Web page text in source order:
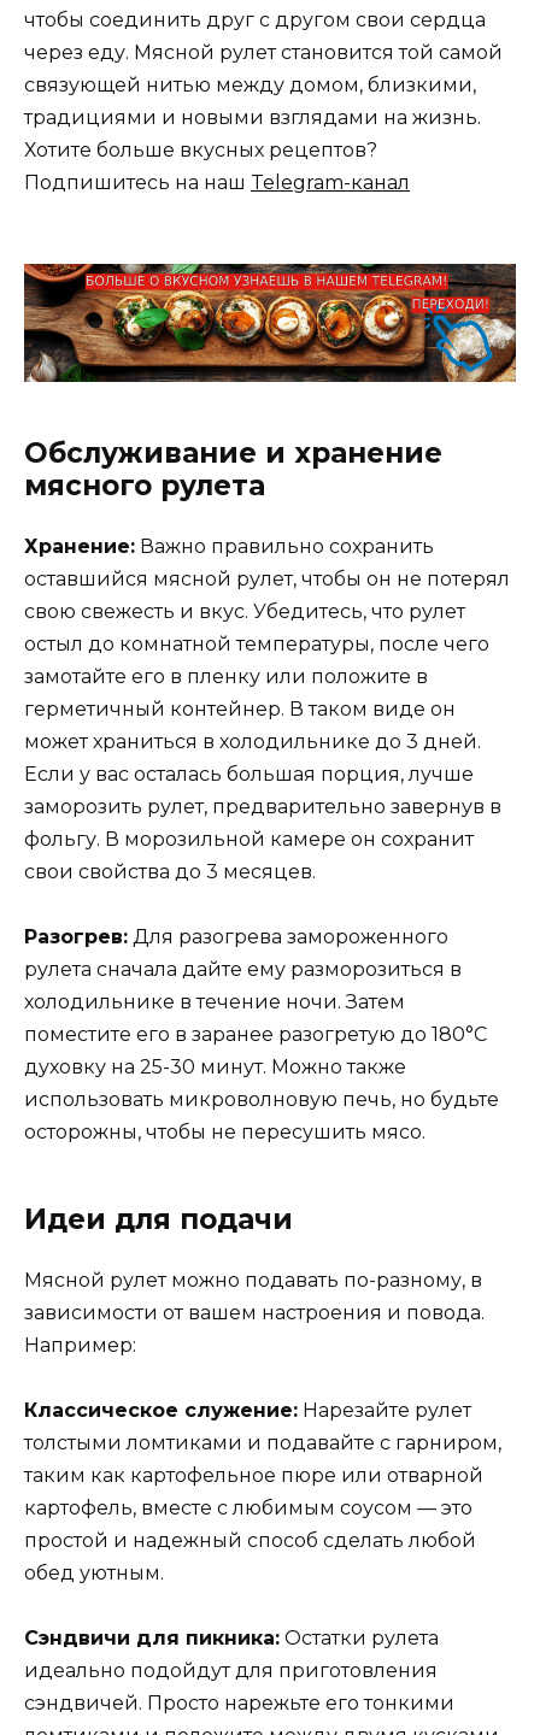
чтобы соединить друг с другом свои сердца
через еду. Мясной рулет становится той самой
связующей нитью между домом, близкими,
традициями и новыми взглядами на жизнь.
Хотите больше вкусных рецептов?
Подпишитесь на наш Telegram-канал
Обслуживание и хранение
мясного рулета
Хранение: Важно правильно сохранить
оставшийся мясной рулет, чтобы он не потерял
свою свежесть и вкус. Убедитесь, что рулет
остыл до комнатной температуры, после чего
замотайте его в пленку или положите в
герметичный контейнер. В таком виде он
может храниться в холодильнике до 3 дней.
Если у вас осталась большая порция, лучше
заморозить рулет, предварительно завернув в
фольгу. В морозильной камере он сохранит
свои свойства до 3 месяцев.
Разогрев: Для разогрева замороженного
рулета сначала дайте ему разморозиться в
холодильнике в течение ночи. Затем
поместите его в заранее разогретую до 180°C
духовку на 25-30 минут. Можно также
использовать микроволновую печь, но будьте
осторожны, чтобы не пересушить мясо.
Идеи для подачи
Мясной рулет можно подавать по-разному, в
зависимости от вашем настроения и повода.
Например:
Классическое служение: Нарезайте рулет
толстыми ломтиками и подавайте с гарниром,
таким как картофельное пюре или отварной
картофель, вместе с любимым соусом — это
простой и надежный способ сделать любой
обед уютным.
Сэндвичи для пикника: Остатки рулета
идеально подойдут для приготовления
сэндвичей. Просто нарежьте его тонкими